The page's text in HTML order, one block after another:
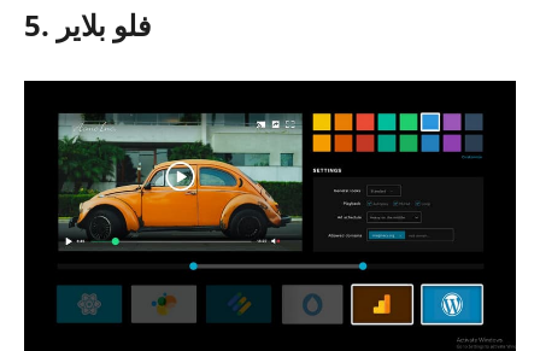
5. فلو بلاير